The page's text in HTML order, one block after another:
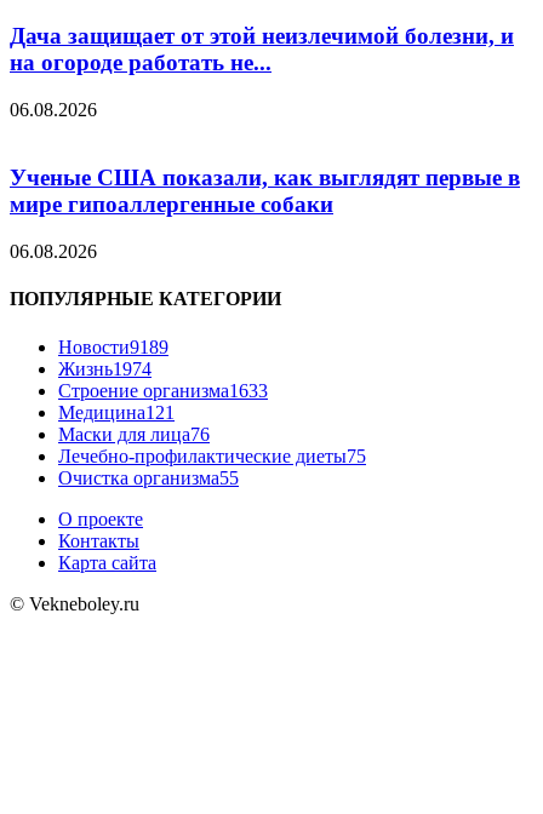
Дача защищает от этой неизлечимой болезни, и
на огороде работать не...
06.08.2026
Ученые США показали, как выглядят первые в
мире гипоаллергенные собаки
06.08.2026
ПОПУЛЯРНЫЕ КАТЕГОРИИ
Новости9189
Жизнь1974
Строение организма1633
Медицина121
Маски для лица76
Лечебно-профилактические диеты75
Очистка организма55
О проекте
Контакты
Карта сайта
© Vekneboley.ru